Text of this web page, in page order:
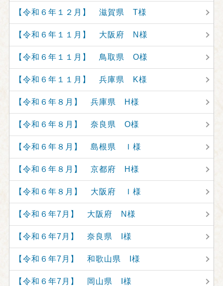
【令和６年１２月】 滋賀県 T様
【令和６年１１月】 大阪府 N様
【令和６年１１月】 鳥取県 O様
【令和６年１１月】 兵庫県 K様
【令和６年８月】 兵庫県 H様
【令和６年８月】 奈良県 O様
【令和６年８月】 島根県 Ｉ様
【令和６年８月】 京都府 H様
【令和６年８月】 大阪府 Ｉ様
【令和６年7月】 大阪府 N様
【令和６年7月】 奈良県 I様
【令和６年7月】 和歌山県 I様
【令和６年7月】 岡山県 I様